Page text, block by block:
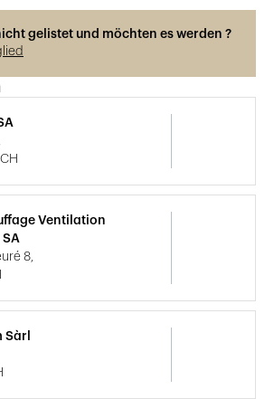
gelistet und möchten es werden ?
Ventilation
8,
Sàrl